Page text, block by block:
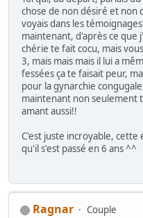
chose de non désiré et non
voyais dans les
maintenant, d'après ce que
chérie te fait cocu, mais
3, mais mais mais il lui a
fessées ça te faisait peur,
pour la gynarchie
maintenant non seulement
amant aussi!!
C'est juste incroyable,
qu'il s'est passé en 6 ans ^^
Ragnar
Couple